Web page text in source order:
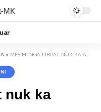
> MËSIMI NGA LIBRAT NUK KA ALTERNATIVË
nuk ka